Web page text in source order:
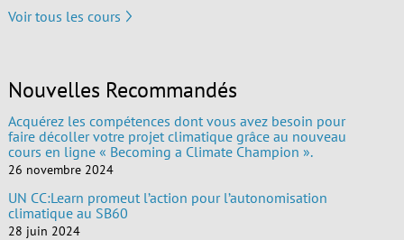
Voir tous les cours
Nouvelles Recommandés
Acquérez les compétences dont vous avez besoin pour
faire décoller votre projet climatique grâce au nouveau
cours en ligne « Becoming a Climate Champion ».
26 novembre 2024
UN CC:Learn promeut l’action pour l’autonomisation
climatique au SB60
28 juin 2024